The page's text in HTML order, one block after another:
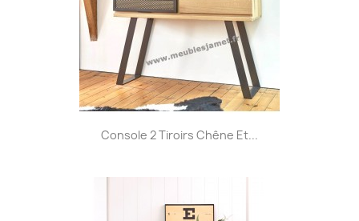
Console 2 Tiroirs Chêne Et...